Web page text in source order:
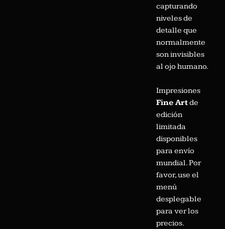
capturando
niveles de
detalle que
normalmente
son invisibles
al ojo humano.
Impresiones
Fine Artde
edición
limitada
disponibles
para envío
mundial. Por
favor, use el
menú
desplegable
para ver los
precios.